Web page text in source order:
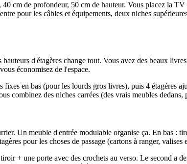
cm de profondeur, 50 cm de hauteur. Vous placez la
pour les câbles et équipements, deux niches
d'étagères change tout. Vous avez des beaux
économisez de l'espace.
en bas (pour les lourds gros livres), puis 4 étagères
combinez des niches carrées (des vrais meubles dedans,
Un meuble d'entrée modulable organise ça. En bas :
pour les choses de passage (cartons à ranger, valises
+ une porte avec des crochets au verso. Le second a